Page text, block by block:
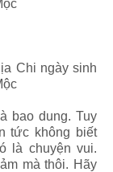
Chi ngày sinh
bao dung. Tuy
tức không biết
là chuyện vui.
mà thôi. Hãy